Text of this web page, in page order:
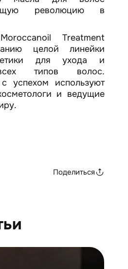
революцию в
Treatment
целой линейки
для ухода и
всех типов волос.
успехом используют
и ведущие
Поделиться